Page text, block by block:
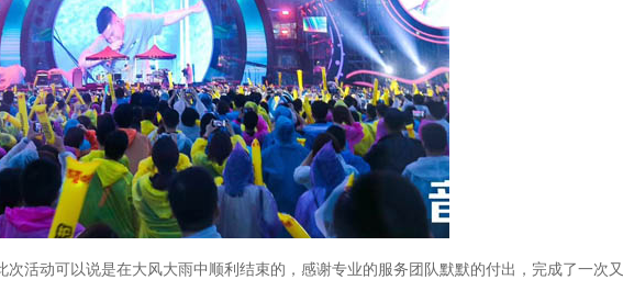
活动可以说是在大风大雨中顺利结束的，感谢专业的服务团队默默的付出，完成了一次又